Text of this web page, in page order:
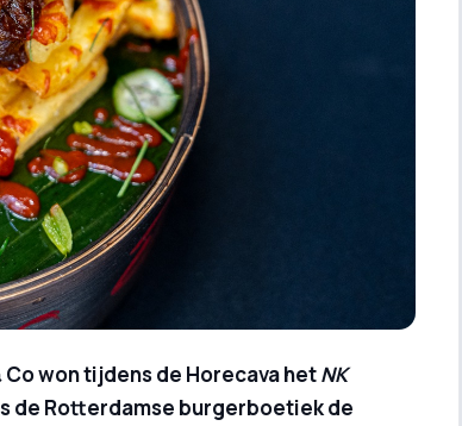
Co won tijdens de Horecava hetNK
de Rotterdamse burgerboetiek de